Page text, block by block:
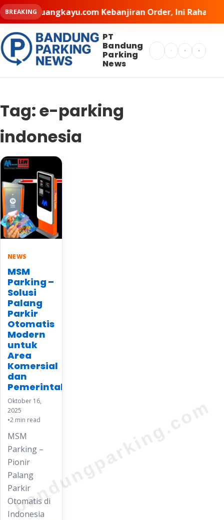
BREAKINGRuangkayu.com Kebanjiran Order, Ini Rahasia
PT
Bandung
Parking
News
Search
Tag:e-parking
indonesia
NEWS
MSM
Parking –
Solusi
Palang
Parkir
Otomatis
Modern
untuk
Area
Komersial
dan
Pemerintahan
Oktober 16,
2025
•2 min read
MSM
Parking –
Pionir
Palang
Parkir
Otomatis di
Indonesia
bandungparking.com